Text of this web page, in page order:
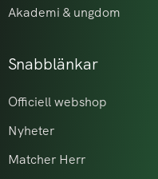
Akademi & ungdom
Snabblänkar
Officiell webshop
Nyheter
Matcher Herr